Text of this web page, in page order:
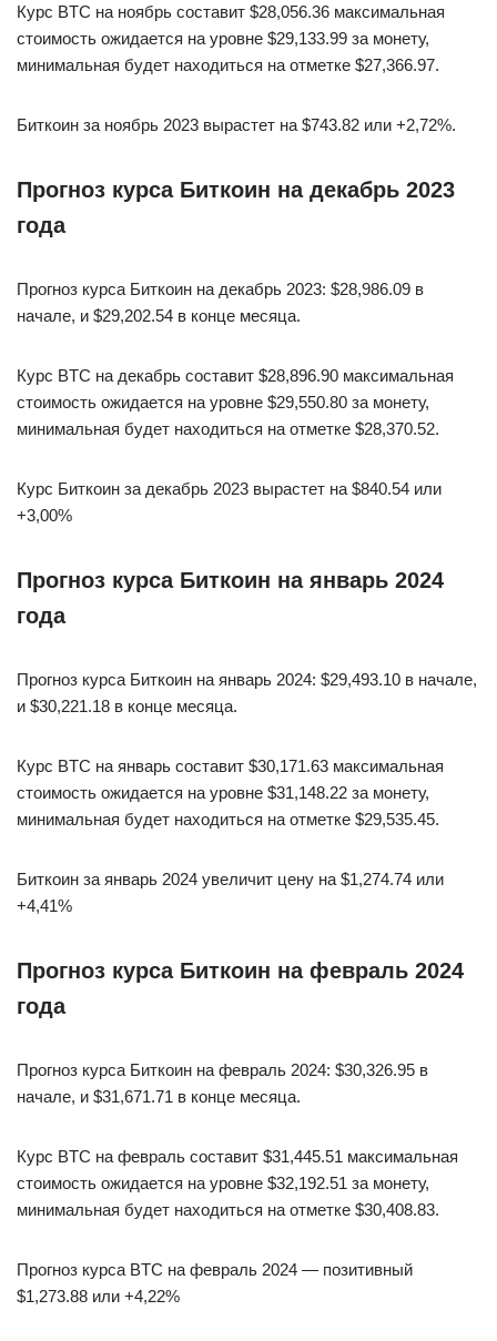
Курс BTC на ноябрь составит $28,056.36 максимальная
стоимость ожидается на уровне $29,133.99 за монету,
минимальная будет находиться на отметке $27,366.97.
Биткоин за ноябрь 2023 вырастет на $743.82 или +2,72%.
Прогноз курса Биткоин на декабрь 2023
года
Прогноз курса Биткоин на декабрь 2023: $28,986.09 в
начале, и $29,202.54 в конце месяца.
Курс BTC на декабрь составит $28,896.90 максимальная
стоимость ожидается на уровне $29,550.80 за монету,
минимальная будет находиться на отметке $28,370.52.
Курс Биткоин за декабрь 2023 вырастет на $840.54 или
+3,00%
Прогноз курса Биткоин на январь 2024
года
Прогноз курса Биткоин на январь 2024: $29,493.10 в начале,
и $30,221.18 в конце месяца.
Курс BTC на январь составит $30,171.63 максимальная
стоимость ожидается на уровне $31,148.22 за монету,
минимальная будет находиться на отметке $29,535.45.
Биткоин за январь 2024 увеличит цену на $1,274.74 или
+4,41%
Прогноз курса Биткоин на февраль 2024
года
Прогноз курса Биткоин на февраль 2024: $30,326.95 в
начале, и $31,671.71 в конце месяца.
Курс BTC на февраль составит $31,445.51 максимальная
стоимость ожидается на уровне $32,192.51 за монету,
минимальная будет находиться на отметке $30,408.83.
Прогноз курса BTC на февраль 2024 — позитивный
$1,273.88 или +4,22%